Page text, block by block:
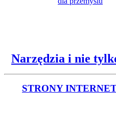
Narzędzia i nie
STRONY